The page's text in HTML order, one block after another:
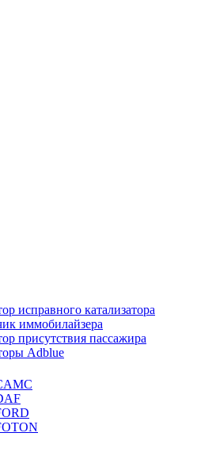
исправного катализатора
иммобилайзера
присутствия пассажира
Adblue